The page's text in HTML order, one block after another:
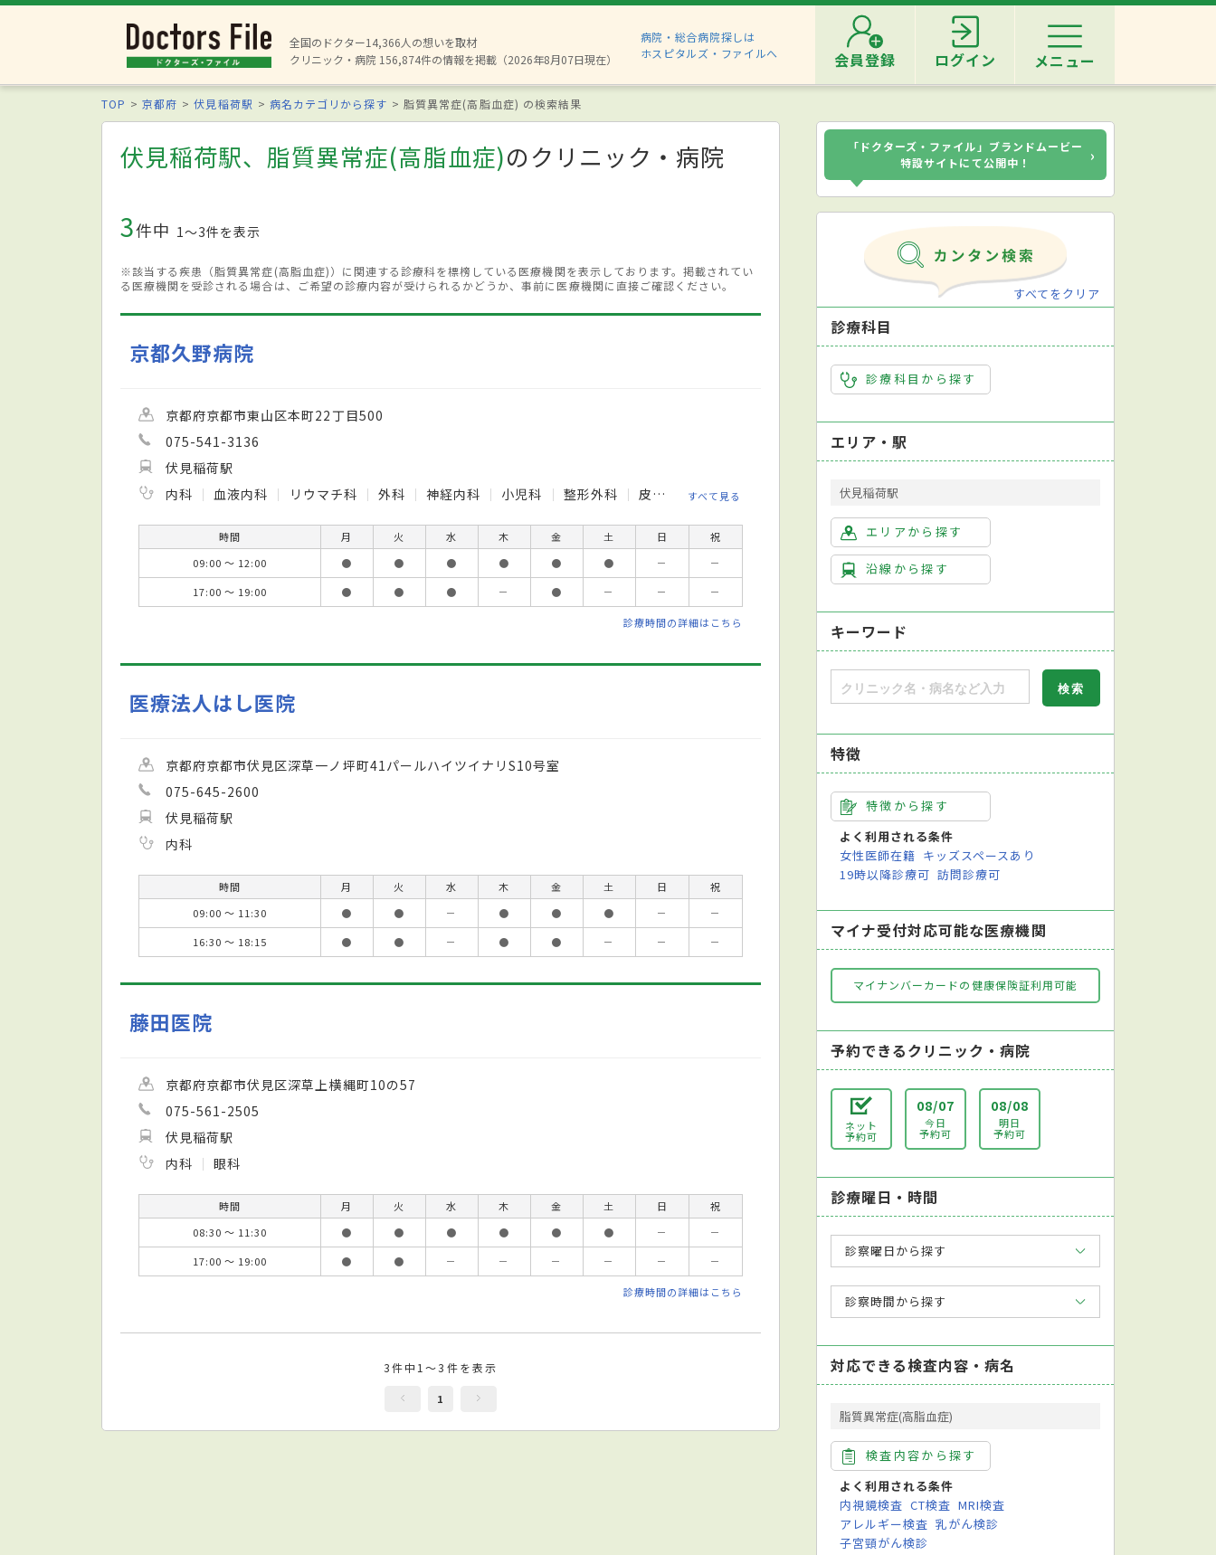
全国のドクター14,366人の想いを取材
クリニック・病院 156,874件の情報を掲載（2026年8月07日現在）
病院・総合病院探しは
ホスピタルズ・ファイルへ
会員登録 ログイン メニュー
TOP 京都府 伏見稲荷駅 病名カテゴリから探す 脂質異常症(高脂血症) の検索結果
伏見稲荷駅、脂質異常症(高脂血症)のクリニック・病院
3件中 1〜3件を表示
※該当する疾患（脂質異常症(高脂血症)）に関連する診療科を標榜している医療機関を表示しております。掲載されてい
る医療機関を受診される場合は、ご希望の診療内容が受けられるかどうか、事前に医療機関に直接ご確認ください。
京都久野病院
京都府京都市東山区本町22丁目500
075-541-3136
伏見稲荷駅
内科
血液内科 リウマチ科 外科 神経内科 小児科 整形外科 皮膚科 リハビリテーション科 放射線科
すべて見る
時間 月 火 水 木 金 土 日
祝
09:00 ～ 12:00
● ● ● ● ● ● －
－
17:00 ～ 19:00
● ● ● － ● － － －
診療時間の詳細はこちら
医療法人はし医院
京都府京都市伏見区深草一ノ坪町41パールハイツイナリS10号室
075-645-2600
伏見稲荷駅
内科
時間 月 火 水 木 金 土 日
祝
09:00 ～ 11:30
● ● － ● ● ● －
－
16:30 ～ 18:15
● ● － ● ● － － －
藤田医院
京都府京都市伏見区深草上横縄町10の57
075-561-2505
伏見稲荷駅
内科
眼科
時間 月 火 水 木 金 土 日
祝
08:30 ～ 11:30
● ● ● ● ● ● －
－
17:00 ～ 19:00
● ● － － － － － －
診療時間の詳細はこちら
3件中1～3件を表示
1
「ドクターズ・ファイル」ブランドムービー
特設サイトにて公開中！
›
すべてをクリア
診療科目
診療科目から探す
エリア・駅
伏見稲荷駅
エリアから探す
沿線から探す
キーワード
特徴
特徴から探す
よく利用される条件
女性医師在籍 キッズスペースあり
19時以降診療可 訪問診療可
マイナ受付対応可能な医療機関
マイナンバーカードの健康保険証利用可能
予約できるクリニック・病院
ネット
予約可
08/07
今日
予約可
08/08
明日
予約可
診療曜日・時間
診察曜日から探す
診察時間から探す
対応できる検査内容・病名
脂質異常症(高脂血症)
検査内容から探す
よく利用される条件
内視鏡検査 CT検査 MRI検査
アレルギー検査 乳がん検診
子宮頸がん検診